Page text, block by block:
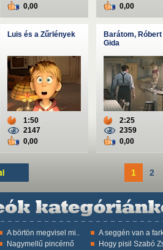
0,00
0,00
Luis és a Zűrlények
1:50
2147
0,00
Barátom, Róbert
Gida
2:25
2359
0,00
1 2
A börtön megvisel mi.. A seggén van a
Nagymellű pincérnő Hogy pisil Szabó